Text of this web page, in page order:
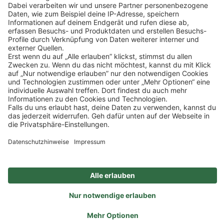
Mehr Informationen
Akzeptieren
Powered by
Impressum Datenschutz
Privatsphäre-Einstellungen
Veranstaltungen
FAQ
Sitemap